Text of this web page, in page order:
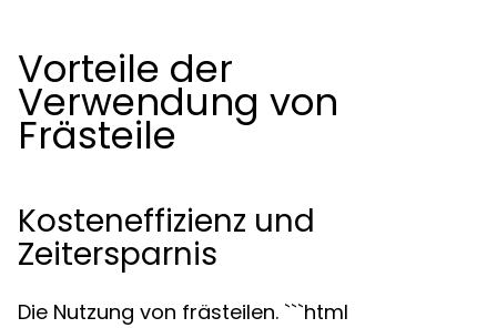
Vorteile der
Verwendung von
Frästeile
Kosteneffizienz und
Zeitersparnis
Die Nutzung von frästeilen. ```html